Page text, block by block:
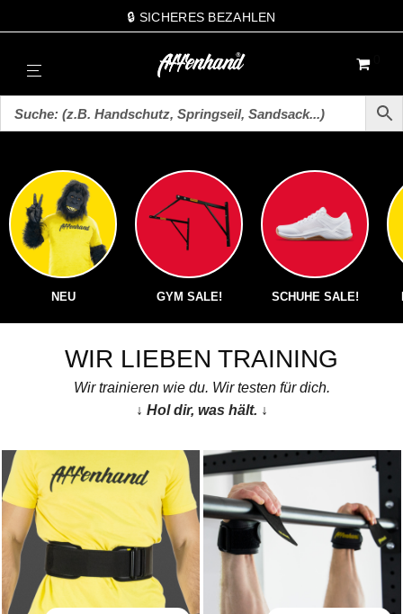
🔒 SICHERES BEZAHLEN
NEU GYM SALE! SCHUHE SALE!
WIR LIEBEN TRAINING
Wir trainieren wie du. Wir testen für dich.
↓ Hol dir, was hält. ↓